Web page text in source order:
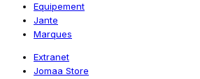
Equipement
Jante
Marques
Extranet
Jomaa Store